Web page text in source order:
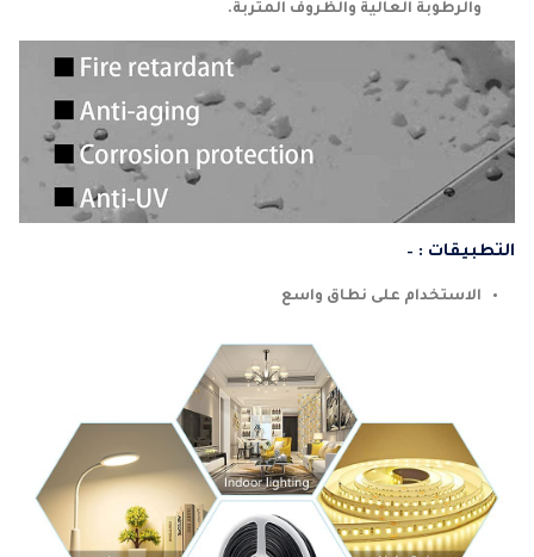
والرطوبة العالية والظروف المتربة.
التطبيقات : –
الاستخدام على نطاق واسع